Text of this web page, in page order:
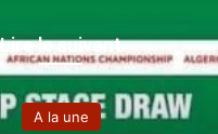
Lire le suivant
A la une